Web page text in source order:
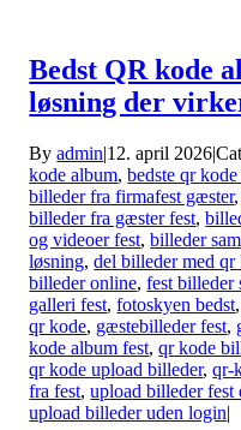
Bedst QR kode
løsning der
Byadmin|12. april 2026|
kode album,bedste qr
billeder fra firmafest gæster
billeder fra gæster fest,
og videoer fest,billeder
løsning,del billeder med qr
billeder online,fest billeder
galleri fest,fotoskyen bedst
qr kode, gæstebilleder fest,
kode album fest,qr kode
qr kode upload billeder,qr-
fra fest,upload billeder fest
upload billeder uden login|